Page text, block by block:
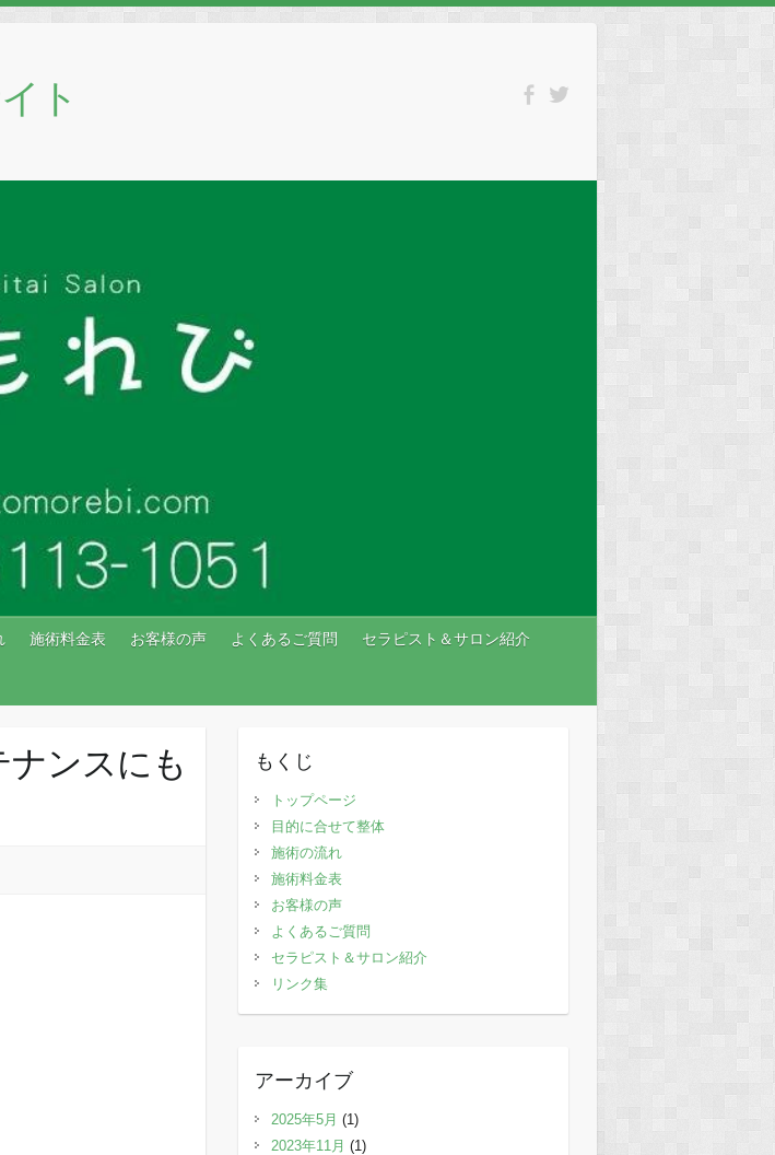
ト
施術料金表 お客様の声 よくあるご質問 セラピスト＆サロン紹介
ンスにも
もくじ
トップページ
目的に合せて整体
施術の流れ
施術料金表
お客様の声
よくあるご質問
セラピスト＆サロン紹介
リンク集
アーカイブ
2025年5月 (1)
2023年11月 (1)